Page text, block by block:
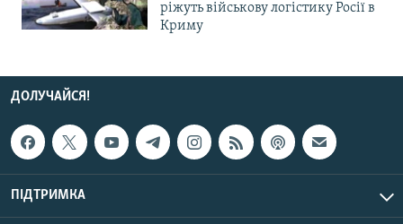
ріжуть військову логістику Росії в
Криму
ДОЛУЧАЙСЯ!
ПІДТРИМКА